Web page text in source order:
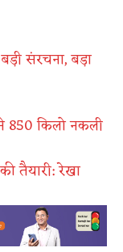
संरचना, बड़ा
850 किलो नकली
तैयारी: रेखा